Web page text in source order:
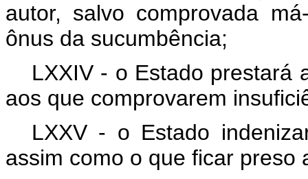
autor, salvo comprovada
ônus da sucumbência;
LXXIV - o Estado prestará
aos que comprovarem
LXXV - o Estado
assim como o que ficar preso